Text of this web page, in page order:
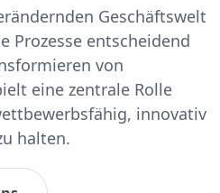
Geschäftswelt
Prozesse entscheidend
von
eine zentrale Rolle
innovativ
halten.